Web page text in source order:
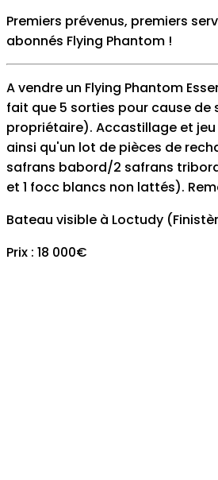
Premiers prévenus, premiers
abonnés Flying Phantom !
A vendre un Flying Phantom
fait que 5 sorties pour cause de
propriétaire). Accastillage et
ainsi qu'un lot de pièces de
safrans babord/2 safrans
et 1 focc blancs non lattés).
Bateau visible à Loctudy
Prix : 18 000€